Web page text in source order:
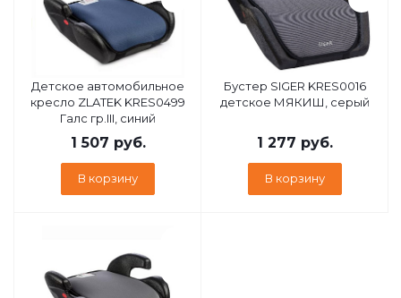
Детское автомобильное
кресло ZLATEK KRES0499
Галс гр.III, синий
1 507 руб.
В корзину
Бустер SIGER KRES0016
детское МЯКИШ, серый
1 277 руб.
В корзину